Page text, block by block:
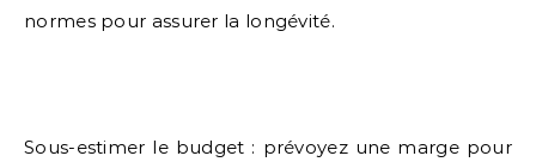
normes pour assurer la longévité.
Sous-estimer le budget : prévoyez une marge pour